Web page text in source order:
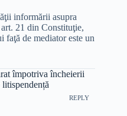
informării asupra
21 din Constituţie,
faţă de mediator este un
împotriva încheierii
REPLY